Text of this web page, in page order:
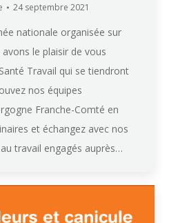
24 septembre 2021
nationale organisée sur
le plaisir de vous
Travail qui se tiendront
nos équipes
Franche-Comté en
et échangez avec nos
travail engagés auprès…